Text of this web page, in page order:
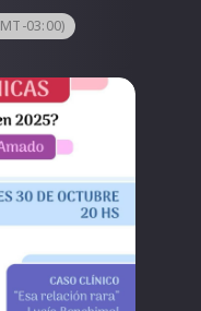
03:00)